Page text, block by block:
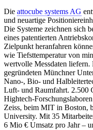
Die attocube systems AG
und neuartige
Die Systeme zeichnen sich
eines patentierten
Zielpunkt heranfahren
wie Tiefsttemperatur von
wertvolle Messdaten liefern.
gegründeten Münchner
Nano-, Bio- und
Luft- und Raumfahrt. 2.500
Hightech-
Zeiss, beim MIT in Boston,
University. Mit 35
6 Mio € Umsatz pro Jahr –